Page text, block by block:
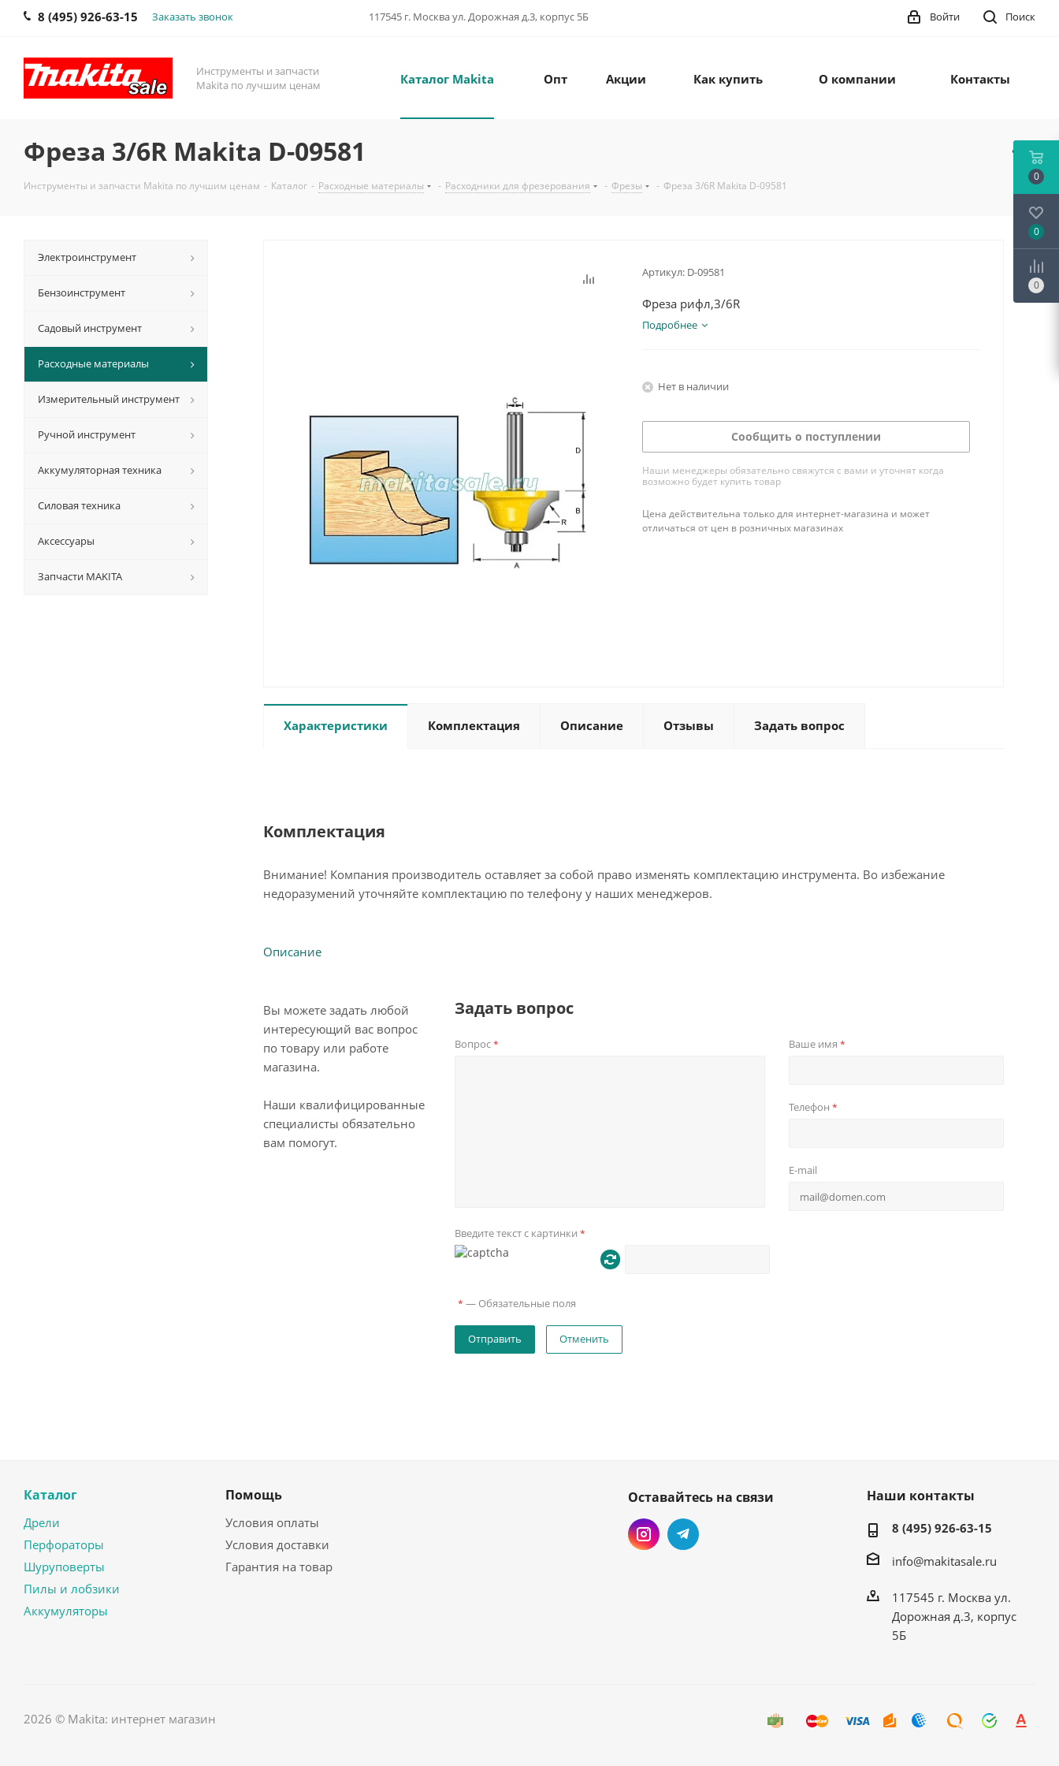
8 (495) 926-63-15 Заказать звонок 117545 г. Москва ул. Дорожная д.3, корпус 5Б Поиск
Войти
Инструменты и запчасти
Makita по лучшим ценам
Каталог Makita Опт Акции Как купить О компании Контакты
Фреза 3/6R Makita D-09581
Инструменты и запчасти Makita по лучшим ценам - Каталог - Расходные материалы - Расходники для фрезерования - Фрезы - Фреза 3/6R Makita D-09581
Артикул: D-09581
Фреза рифл,3/6R
Подробнее
Нет в наличии
Сообщить о поступлении
Наши менеджеры обязательно свяжутся с вами и уточнят когда
возможно будет купить товар
Цена действительна только для интернет-магазина и может
отличаться от цен в розничных магазинах
Характеристики Комплектация Описание Отзывы Задать вопрос
Комплектация
Внимание! Компания производитель оставляет за собой право изменять комплектацию инструмента. Во избежание
недоразумений уточняйте комплектацию по телефону у наших менеджеров.
Описание
Вы можете задать любой
интересующий вас вопрос
по товару или работе
магазина.
Наши квалифицированные
специалисты обязательно
вам помогут.
Задать вопрос
Вопрос* Ваше имя *
Телефон *
E-mail
Введите текст с картинки *
* — Обязательные поля
Отменить
Электроинструмент
Бензоинструмент
Садовый инструмент
Расходные материалы
Измерительный инструмент
Ручной инструмент
Аккумуляторная техника
Силовая техника
Аксессуары
Запчасти MAKITA
Каталог
Дрели
Перфораторы
Шуруповерты
Пилы и лобзики
Аккумуляторы
Помощь
Условия оплаты
Условия доставки
Гарантия на товар
Оставайтесь на связи Наши контакты
8 (495) 926-63-15
info@makitasale.ru
117545 г. Москва ул.
Дорожная д.3, корпус
5Б
2026 © Makita: интернет магазин
0
0
0